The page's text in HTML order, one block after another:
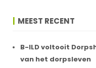
MEEST RECENT
B-ILD voltooit
van het dorpsleven